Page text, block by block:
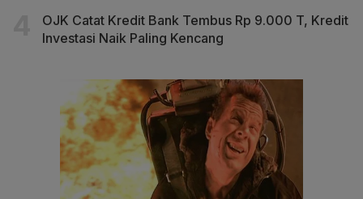
OJK Catat Kredit Bank Tembus Rp 9.000 T, Kredit
Investasi Naik Paling Kencang